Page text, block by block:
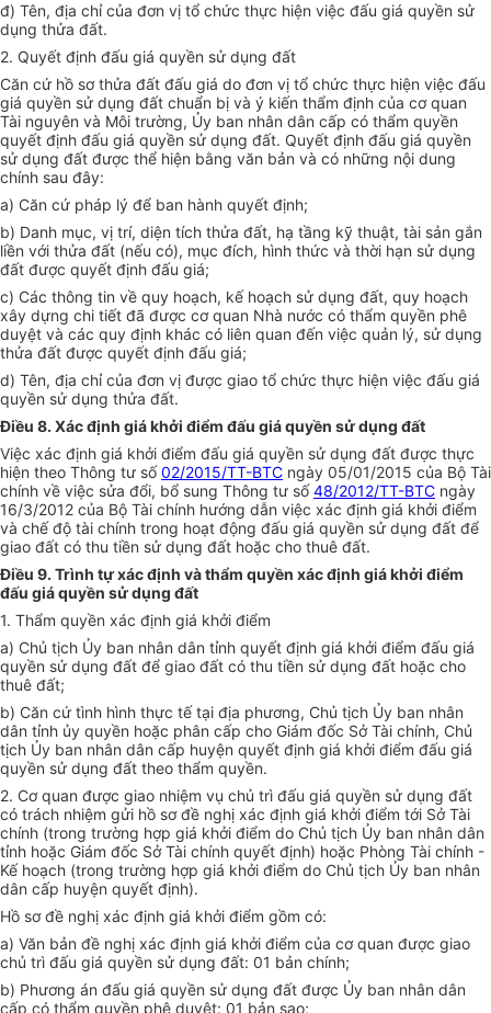
đ) Tên, địa chỉ của đơn vị tổ chức thực hiện việc đấu giá quyền sử
dụng thửa đất.
2. Quyết định đấu giá quyền sử dụng đất
Căn cứ hồ sơ thửa đất đấu giá do đơn vị tổ chức thực hiện việc đấu
giá quyền sử dụng đất chuẩn bị và ý kiến thẩm định của cơ quan
Tài nguyên và Môi trường, Ủy ban nhân dân cấp có thẩm quyền
quyết định đấu giá quyền sử dụng đất. Quyết định đấu giá quyền
sử dụng đất được thể hiện bằng văn bản và có những nội dung
chính sau đây:
a) Căn cứ pháp lý để ban hành quyết định;
b) Danh mục, vị trí, diện tích thửa đất, hạ tầng kỹ thuật, tài sản gắn
liền với thửa đất (nếu có), mục đích, hình thức và thời hạn sử dụng
đất được quyết định đấu giá;
c) Các thông tin về quy hoạch, kế hoạch sử dụng đất, quy hoạch
xây dựng chi tiết đã được cơ quan Nhà nước có thẩm quyền phê
duyệt và các quy định khác có liên quan đến việc quản lý, sử dụng
thửa đất được quyết định đấu giá;
d) Tên, địa chỉ của đơn vị được giao tổ chức thực hiện việc đấu giá
quyền sử dụng thửa đất.
Điều 8. Xác định giá khởi điểm đấu giá quyền sử dụng đất
Việc xác định giá khởi điểm đấu giá quyền sử dụng đất được thực
hiện theo Thông tư số02/2015/TT-BTC ngày 05/01/2015 của Bộ Tài
chính về việc sửa đổi, bổ sung Thông tư số48/2012/TT-BTC ngày
16/3/2012 của Bộ Tài chính hướng dẫn việc xác định giá khởi điểm
và chế độ tài chính trong hoạt động đấu giá quyền sử dụng đất để
giao đất có thu tiền sử dụng đất hoặc cho thuê đất.
Điều 9. Trình tự xác định và thẩm quyền xác định giá khởi điểm
đấu giá quyền sử dụng đất
1. Thẩm quyền xác định giá khởi điểm
a) Chủ tịch Ủy ban nhân dân tỉnh quyết định giá khởi điểm đấu giá
quyền sử dụng đất để giao đất có thu tiền sử dụng đất hoặc cho
thuê đất;
b) Căn cứ tình hình thực tế tại địa phương, Chủ tịch Ủy ban nhân
dân tỉnh ủy quyền hoặc phân cấp cho Giám đốc Sở Tài chính, Chủ
tịch Ủy ban nhân dân cấp huyện quyết định giá khởi điểm đấu giá
quyền sử dụng đất theo thẩm quyền.
2. Cơ quan được giao nhiệm vụ chủ trì đấu giá quyền sử dụng đất
có trách nhiệm gửi hồ sơ đề nghị xác định giá khởi điểm tới Sở Tài
chính (trong trường hợp giá khởi điểm do Chủ tịch Ủy ban nhân dân
tỉnh hoặc Giám đốc Sở Tài chính quyết định) hoặc Phòng Tài chính -
Kế hoạch (trong trường hợp giá khởi điểm do Chủ tịch Ủy ban nhân
dân cấp huyện quyết định).
Hồ sơ đề nghị xác định giá khởi điểm gồm có:
a) Văn bản đề nghị xác định giá khởi điểm của cơ quan được giao
chủ trì đấu giá quyền sử dụng đất: 01 bản chính;
b) Phương án đấu giá quyền sử dụng đất được Ủy ban nhân dân
cấp có thẩm quyền phê duyệt: 01 bản sao;